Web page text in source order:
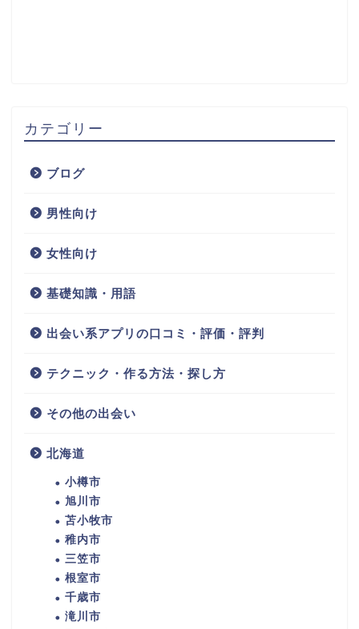
カテゴリー
ブログ
男性向け
女性向け
基礎知識・用語
出会い系アプリの口コミ・評価・評判
テクニック・作る方法・探し方
その他の出会い
北海道
小樽市
旭川市
苫小牧市
稚内市
三笠市
根室市
千歳市
滝川市